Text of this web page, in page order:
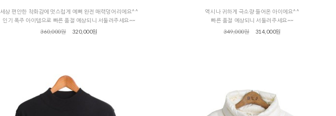
세상 편안한 착화감에 멋스럽게 예뻐 완전 매력덩어리에요^^
인기 폭주 아이템으로 빠른 품절 예상되니 서둘러주세요~~
360,000원
320,000원
역시나 귀하게 극소량 들어온 아이에요^^
빠른 품절 예상되니 서둘러주세요~~
349,000원
314,000원